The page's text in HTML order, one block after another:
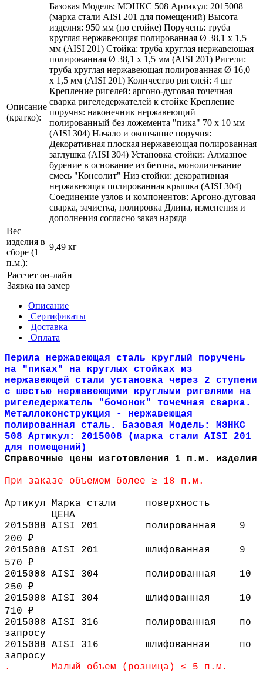
Описание
(кратко):
Базовая Модель: МЭНКС 508 Артикул: 2015008
(марка стали AISI 201 для помещений) Высота
изделия: 950 мм (по стойке) Поручень: труба
круглая нержавеющая полированная Ø 38,1 х 1,5
мм (AISI 201) Стойка: труба круглая нержавеющая
полированная Ø 38,1 х 1,5 мм (AISI 201) Ригели:
труба круглая нержавеющая полированная Ø 16,0
х 1,5 мм (AISI 201) Количество ригелей: 4 шт
Крепление ригелей: аргоно-дуговая точечная
сварка ригеледержателей к стойке Крепление
поручня: наконечник нержавеющий
полированный без ложемента "пика" 70 х 10 мм
(AISI 304) Начало и окончание поручня:
Декоративная плоская нержавеющая полированная
заглушка (AISI 304) Установка стойки: Алмазное
бурение в основание из бетона, моноличевание
смесь "Консолит" Низ стойки: декоративная
нержавеющая полированная крышка (AISI 304)
Соединение узлов и компонентов: Аргоно-дуговая
сварка, зачистка, полировка Длина, изменения и
дополнения согласно заказ наряда
Вес
изделия в
сборе (1
п.м.):
9,49 кг
Рассчет он-лайн
Заявка на замер
Описание
Сертификаты
Доставка
Оплата
Перила нержавеющая сталь круглый поручень
на "пиках" на круглых стойках из
нержавеющей стали установка через 2 ступени
с шестью нержавеющими круглыми ригелями на
ригеледержатель "бочонок" точечная сварка.
Металлоконструкция - нержавеющая
полированная сталь. Базовая Модель: МЭНКС
508 Артикул: 2015008 (марка стали AISI 201
для помещений)
Справочные цены изготовления 1 п.м. изделия
При заказе объемом более ≥ 18 п.м.
Артикул Марка стали
поверхность
ЦЕНА
2015008
AISI 201 полированная
9
200 ₽
2015008
AISI 201 шлифованная
9
570 ₽
2015008
AISI 304 полированная
10
250 ₽
2015008
AISI 304 шлифованная
10
710 ₽
2015008
AISI 316 полированная
по
запросу
2015008
AISI 316 шлифованная
по
запросу
.
Малый объем (розница) ≤ 5 п.м.